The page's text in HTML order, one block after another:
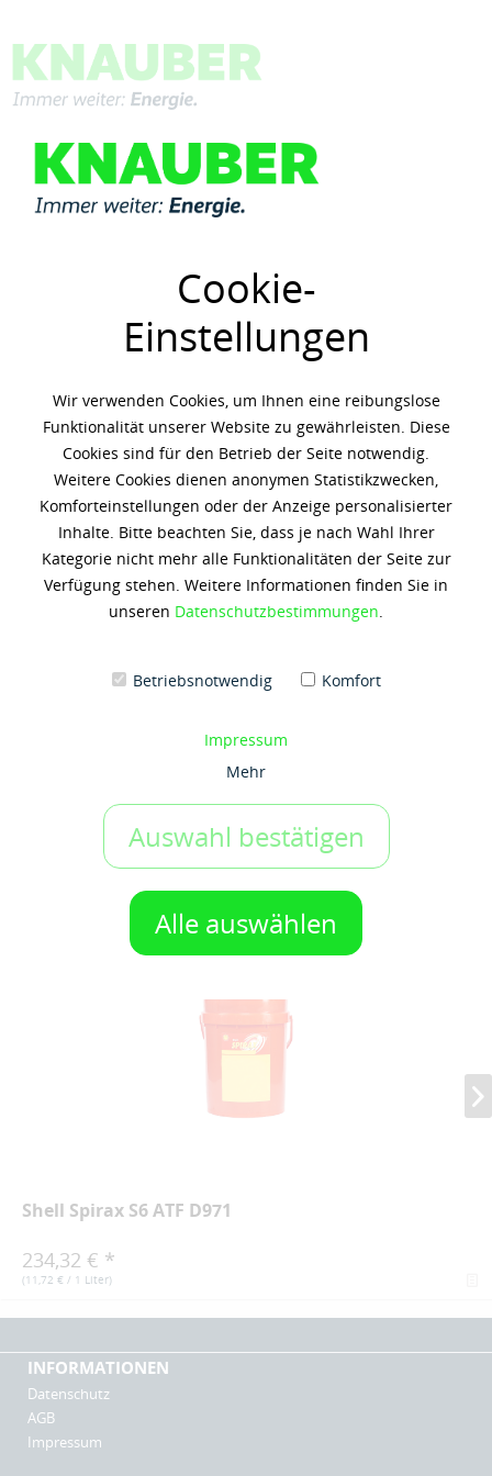
Cookie-
Einstellungen
Wir verwenden Cookies, um Ihnen eine reibungslose
Funktionalität unserer Website zu gewährleisten. Diese
Cookies sind für den Betrieb der Seite notwendig.
Weitere Cookies dienen anonymen Statistikzwecken,
Komforteinstellungen oder der Anzeige personalisierter
Inhalte. Bitte beachten Sie, dass je nach Wahl Ihrer
Kategorie nicht mehr alle Funktionalitäten der Seite zur
Verfügung stehen. Weitere Informationen finden Sie in
unseren Datenschutzbestimmungen.
Betriebsnotwendig Komfort
Impressum
Mehr
Auswahl bestätigen
Alle auswählen
Menü
PKW Schmierfette
SCHMIERSTOFFE VON MOBIL FÜR IHREN BEDARF
Nutzfahrzeug
Shell Spirax S6 ATF D971
(11,72 € / 1 Liter)
234,32 € *
GEHT RUNTER WIE ÖL ...
INFORMATIONEN
Datenschutz
AGB
Impressum